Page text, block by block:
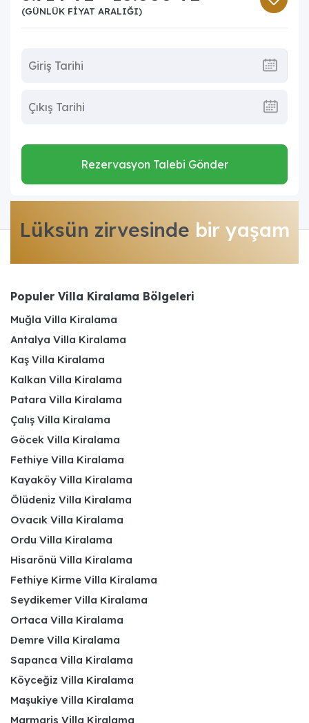
(GÜNLÜK FIYAT ARALIĞI)
Rezervasyon Talebi Gönder
Lüksün zirvesinde bir yaşam
Populer Villa Kiralama Bölgeleri
Muğla Villa Kiralama
Antalya Villa Kiralama
Kaş Villa Kiralama
Kalkan Villa Kiralama
Patara Villa Kiralama
Çalış Villa Kiralama
Göcek Villa Kiralama
Fethiye Villa Kiralama
Kayaköy Villa Kiralama
Ölüdeniz Villa Kiralama
Ovacık Villa Kiralama
Ordu Villa Kiralama
Hisarönü Villa Kiralama
Fethiye Kirme Villa Kiralama
Seydikemer Villa Kiralama
Ortaca Villa Kiralama
Demre Villa Kiralama
Sapanca Villa Kiralama
Köyceğiz Villa Kiralama
Maşukiye Villa Kiralama
Marmaris Villa Kiralama